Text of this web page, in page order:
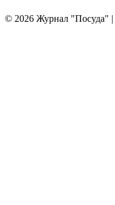
© 2026 Журнал "Посуда" |